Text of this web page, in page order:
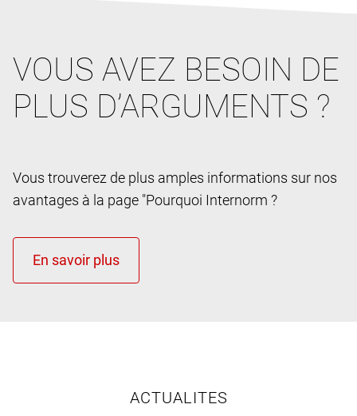
VOUS AVEZ BESOIN DE
PLUS D’ARGUMENTS ?
Vous trouverez de plus amples informations sur nos
avantages à la page "Pourquoi Internorm ?
ACTUALITES